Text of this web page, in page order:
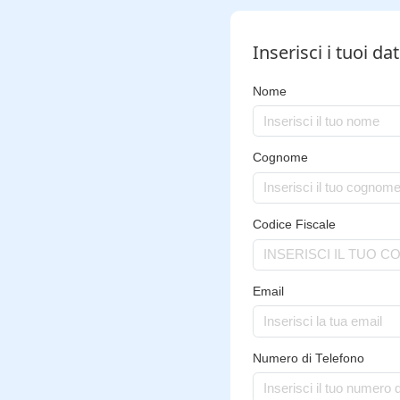
Inserisci i tuoi
Nome
Cognome
Codice Fiscale
Email
Numero di Telefono